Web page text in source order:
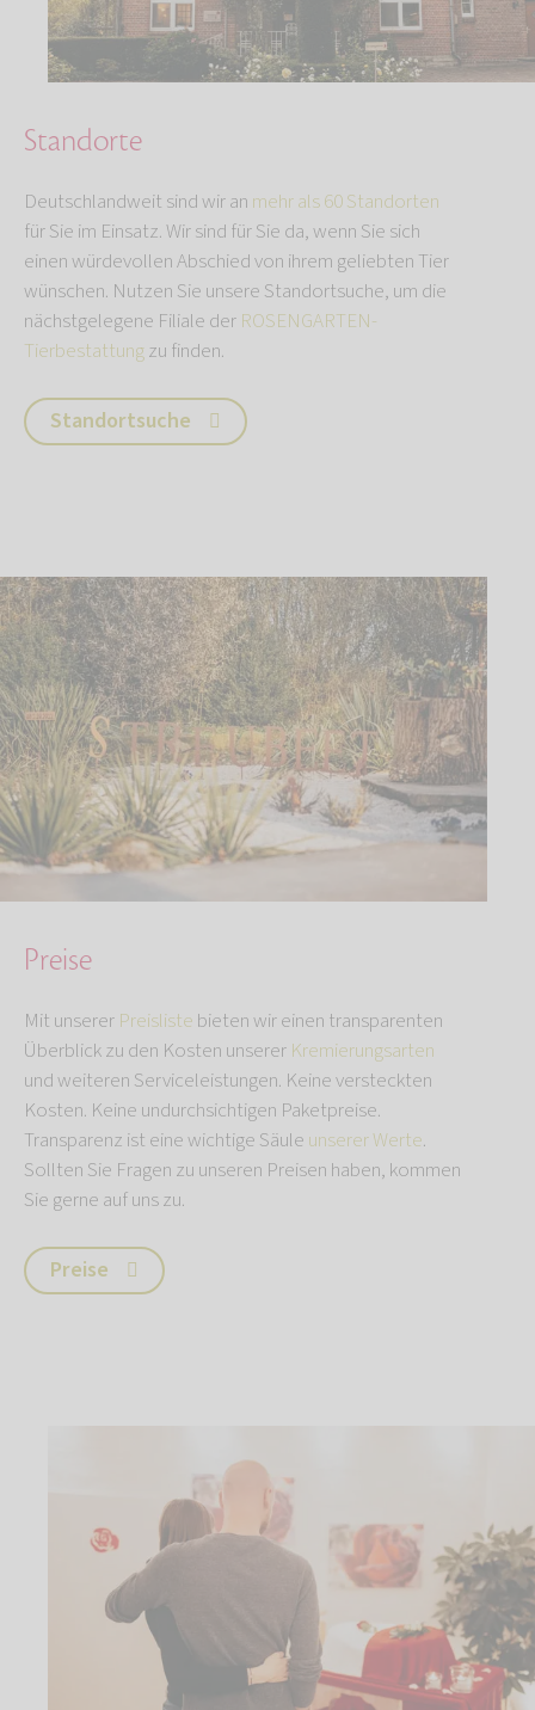
Standorte
Deutschlandweit sind wir an mehr als 60 Standorten
für Sie im Einsatz. Wir sind für Sie da, wenn Sie sich
einen würdevollen Abschied von ihrem geliebten Tier
wünschen. Nutzen Sie unsere Standortsuche, um die
nächstgelegene Filiale der ROSENGARTEN-
Tierbestattungzu finden.
Standortsuche
Preise
Mit unserer Preisliste bieten wir einen transparenten
Überblick zu den Kosten unserer Kremierungsarten
und weiteren Serviceleistungen. Keine versteckten
Kosten. Keine undurchsichtigen Paketpreise.
Transparenz ist eine wichtige Säule unserer Werte.
Sollten Sie Fragen zu unseren Preisen haben, kommen
Sie gerne auf uns zu.
Preise